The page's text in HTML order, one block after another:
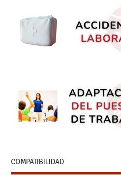
COMPATIBILIDAD